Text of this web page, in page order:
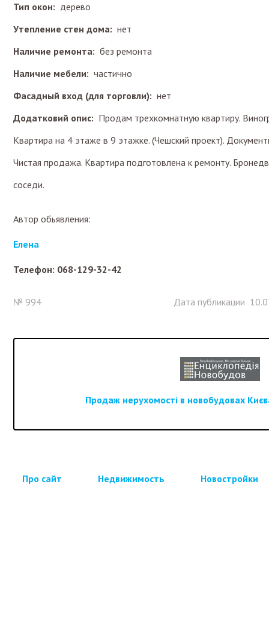
Тип окон: дерево
Утепление стен дома: нет
Наличие ремонта: без ремонта
Наличие мебели: частично
Фасадный вход (для торговли): нет
Додатковий опис: Продам трехкомнатную квартиру.
Квартира на 4 этаже в 9 этажке. (Чешский проект).
Чистая продажа. Квартира подготовлена к ремонту.
соседи.
Автор обьявления:
Елена
Телефон: 068-129-32-42
№ 994 Дата публикации
Продаж нерухомості в новобудовах
Про сайт Недвижимость Новостройки